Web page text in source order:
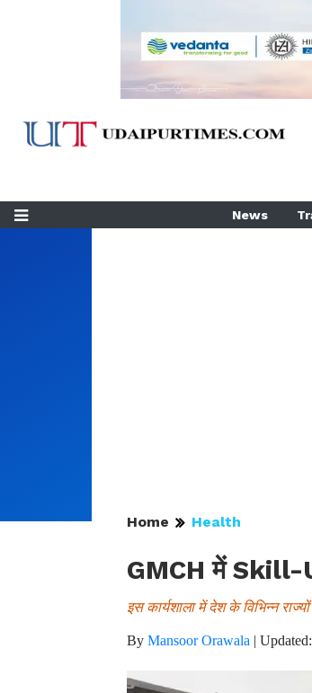
News
Home Health
GMCH में Skill-
इस कार्यशाला में देश के विभिन्न
By Mansoor Orawala |